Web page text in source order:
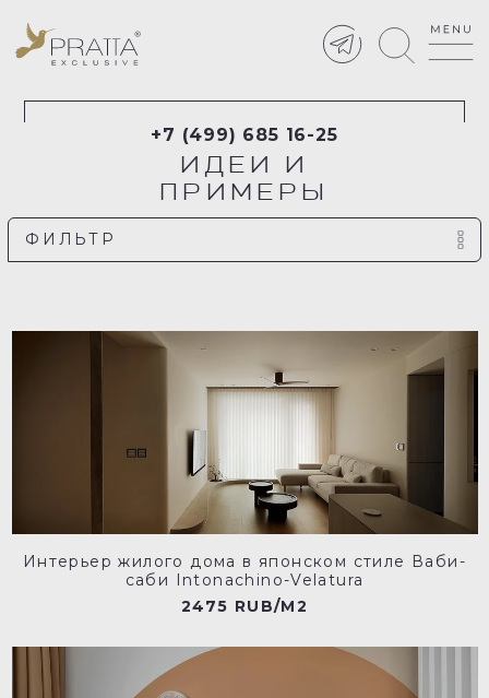
+7 (499) 685 16-25
ИДЕИ И
ПРИМЕРЫ
ФИЛЬТР
Интерьер жилого дома в японском стиле Ваби-
саби Intonachino-Velatura
2475 RUB/M2